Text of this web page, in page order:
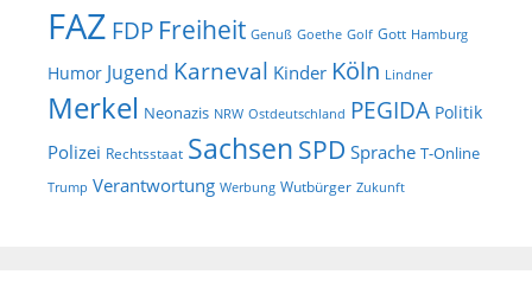
FAZ FDP Freiheit Genuß Goethe Golf Gott Hamburg
Humor Jugend Karneval Kinder Köln Lindner
Merkel Neonazis NRW Ostdeutschland PEGIDA Politik
Polizei Rechtsstaat Sachsen SPD Sprache T-Online
Trump Verantwortung Werbung Wutbürger Zukunft